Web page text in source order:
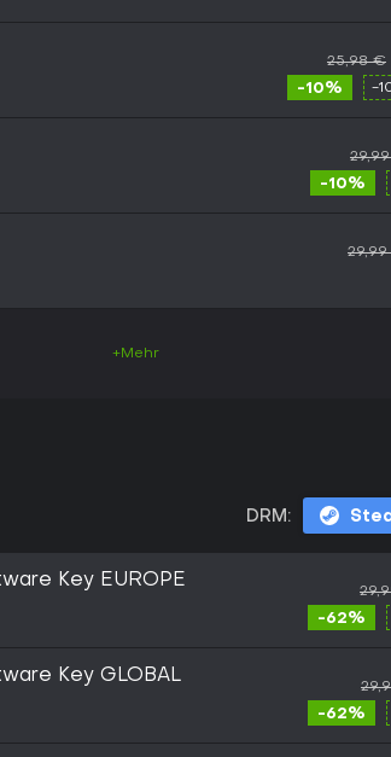
25,98 €
-10% -
-10%
+Mehr
DRM:
Key EUROPE
-62%
Key GLOBAL
-62%